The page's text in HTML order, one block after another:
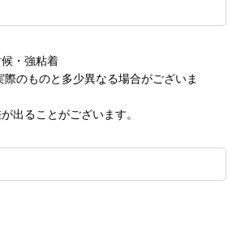
・強粘着
のものと多少異なる場合がございま
出ることがございます。